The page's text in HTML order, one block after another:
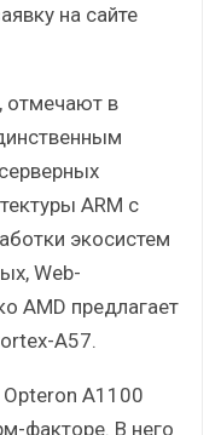
на сайте
отмечают в
ARM с
экосистем
Web-
AMD предлагает
A57.
A1100
факторе. В него